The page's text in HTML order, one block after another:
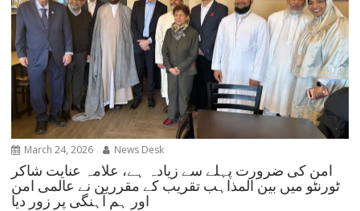
March 24, 2026 News Desk
امن کی ضرورت پہلے سے زیادہ ہے، علامہ عنایت شاکر
ٹورنٹو میں بین المذاہب تقریب کے مقررین نے عالمی امن
اور ہم آہنگی پر زور دیا